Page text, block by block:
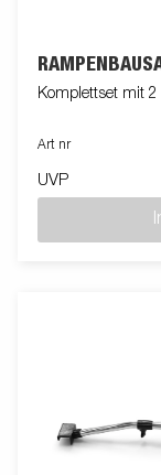
Komplettset mit
Art nr
UVP